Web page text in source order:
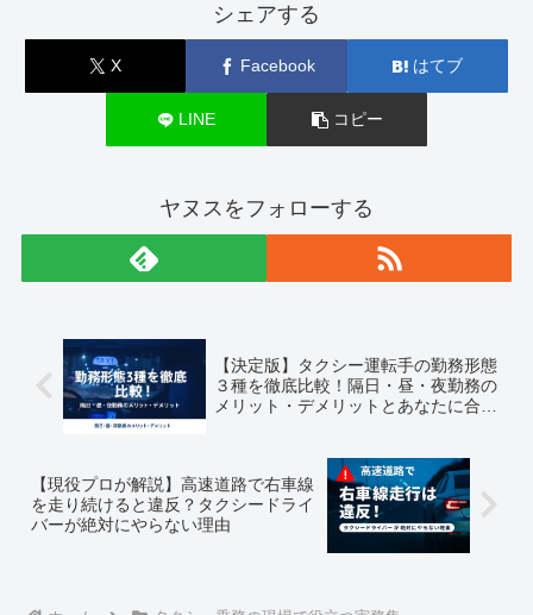
シェアする
X Facebook はてブ
LINE コピー
ヤヌスをフォローする
【決定版】タクシー運転手の勤務形態
３種を徹底比較！隔日・昼・夜勤務の
メリット・デメリットとあなたに合う
【現役プロが解説】高速道路で右車線
を走り続けると違反？タクシードライ
バーが絶対にやらない理由